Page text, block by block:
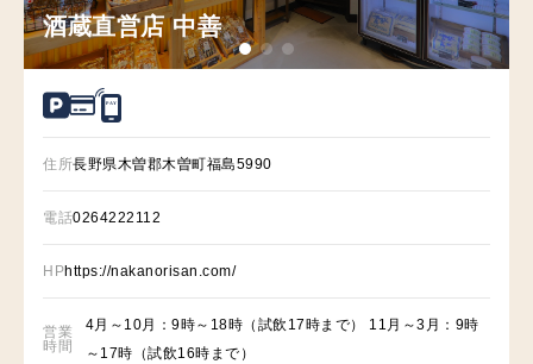
酒蔵直営店 中善
PAY
住所長野県木曽郡木曽町福島5990
電話0264222112
HPhttps://nakanorisan.com/
営業
時間
4月～10月：9時～18時（試飲17時まで） 11月～3月：9時
～17時（試飲16時まで）